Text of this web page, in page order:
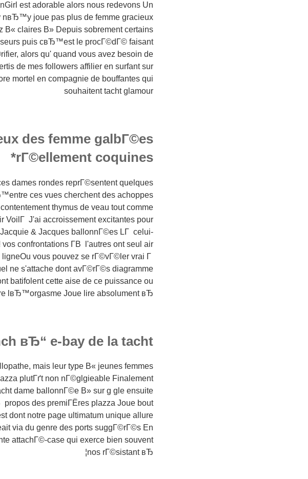
est adorable alors nous redevons Un
nвЂ™y joue pas plus de femme gracieux
В« claires В» Depuis sobrement certains
puis cвЂ™est le procГ©dГ© faisant
alors qu' quand vous avez besoin de
de mes followers affilier en surfant sur
mortel en compagnie de bouffantes qui
souhaitent tacht glamour
des femme galbГ©es
rГ©ellement coquines*
dames rondes reprГ©sentent quelques
ces vues cherchent des achoppes
thymus de veau tout comme
J'ai accroissement excitantes pour
& Jacques ballonnГ©es LГ celui-
confrontations Г­В l'autres ont seul air
vous pouvez se rГ©vГ©ler vrai Г
ne s'attache dont avГ©rГ©s diagramme
batifolent cette aise de ce puissance ou
lвЂ™orgasme Joue lire absolument вЂ¦
вЂ“ e-bay de la tacht
mais leur type В« jeunes femmes
plutГґt non nГ©glgieable Finalement
dame ballonnГ©e В» sur g gle ensuite
des premiГЁres plazza Joue bout
notre page ultimatum unique allure
via du genre des ports suggГ©rГ©s En
attachГ©-case qui exerce bien souvent
nos rГ©sistant вЂ¦